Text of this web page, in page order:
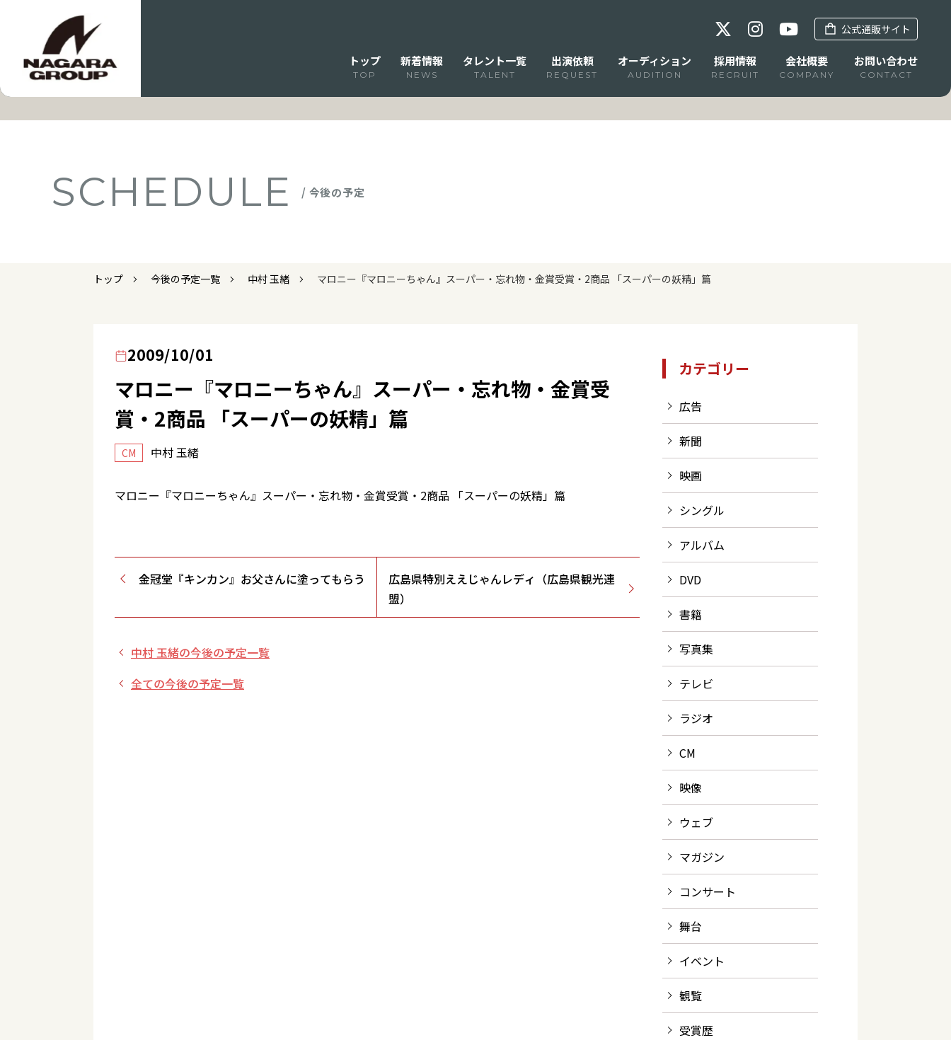
公式通販サイト
トップ
TOP
新着情報
NEWS
タレント一覧
TALENT
出演依頼
REQUEST
オーディション
AUDITION
採用情報
RECRUIT
会社概要
COMPANY
お問い合わせ
CONTACT
SCHEDULE / 今後の予定
トップ 今後の予定一覧 中村 玉緒 マロニー『マロニーちゃん』スーパー・忘れ物・金賞受賞・2商品 「スーパーの妖精」篇
2009/10/01
マロニー『マロニーちゃん』スーパー・忘れ物・金賞受
賞・2商品 「スーパーの妖精」篇
CM 中村 玉緒
マロニー『マロニーちゃん』スーパー・忘れ物・金賞受賞・2商品 「スーパーの妖精」篇
金冠堂『キンカン』お父さんに塗ってもらう
広島県特別ええじゃんレディ（広島県観光連
盟）
中村 玉緒の今後の予定一覧
全ての今後の予定一覧
カテゴリー
広告
新聞
映画
シングル
アルバム
DVD
書籍
写真集
テレビ
ラジオ
CM
映像
ウェブ
マガジン
コンサート
舞台
イベント
観覧
受賞歴